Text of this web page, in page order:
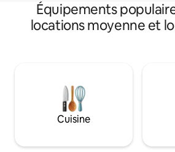
Équipements
locations moyenne et
Cuisine